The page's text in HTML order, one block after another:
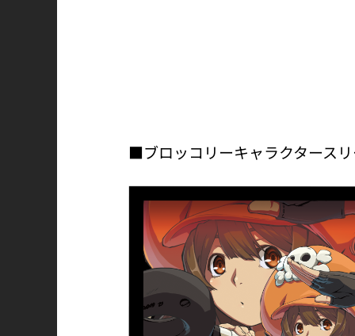
■ブロッコリーキャラクタース